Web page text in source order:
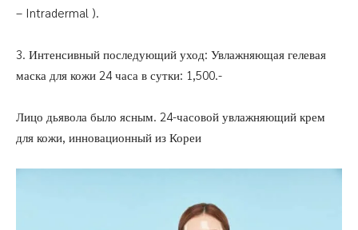
– Intradermal ).
3. Интенсивный последующий уход: Увлажняющая гелевая
маска для кожи 24 часа в сутки: 1,500.-
Лицо дьявола было ясным. 24-часовой увлажняющий крем
для кожи, инновационный из Кореи